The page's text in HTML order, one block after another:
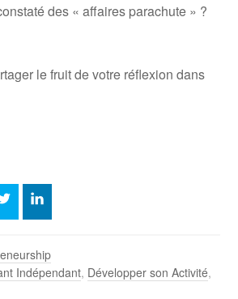
des « affaires parachute » ?
le fruit de votre réflexion dans
Indépendant, Développer son Activité,